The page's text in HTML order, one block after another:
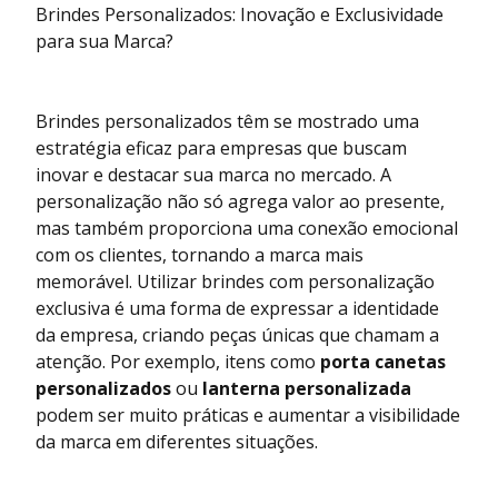
Brindes Personalizados: Inovação e Exclusividade
para sua Marca?
Brindes personalizados têm se mostrado uma
estratégia eficaz para empresas que buscam
inovar e destacar sua marca no mercado. A
personalização não só agrega valor ao presente,
mas também proporciona uma conexão emocional
com os clientes, tornando a marca mais
memorável. Utilizar brindes com personalização
exclusiva é uma forma de expressar a identidade
da empresa, criando peças únicas que chamam a
atenção. Por exemplo, itens como porta canetas
personalizadosou lanterna personalizada
podem ser muito práticas e aumentar a visibilidade
da marca em diferentes situações.